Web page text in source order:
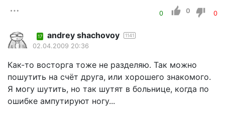
0 0 0
17 andrey shachovoy 1141
02.04.2009 20:36
Как-то восторга тоже не разделяю. Так можно
пошутить на счёт друга, или хорошего знакомого.
Я могу шутить, но так шутят в больнице, когда по
ошибке ампутируют ногу...